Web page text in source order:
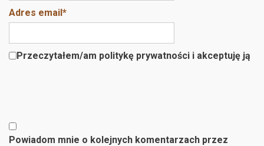
Adres email*
Przeczytałem/am politykę prywatności i akceptuję ją
Powiadom mnie o kolejnych komentarzach przez